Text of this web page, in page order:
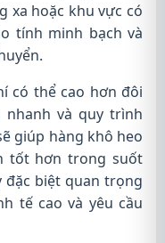
xa hoặc khu vực có
tính minh bạch và
có thể cao hơn đôi
và quy trình
giúp hàng khô heo
tốt hơn trong suốt
đặc biệt quan trọng
tế cao và yêu cầu